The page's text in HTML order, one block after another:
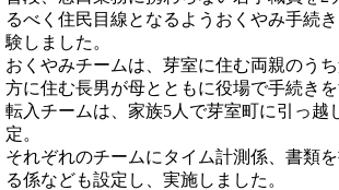
るべく住民目線となるようおくやみ手続
験しました。
おくやみチームは、芽室に住む両親のう
方に住む長男が母とともに役場で手続きを
転入チームは、家族5人で芽室町に引っ越
定。
それぞれのチームにタイム計測係、書類
る係なども設定し、実施しました。